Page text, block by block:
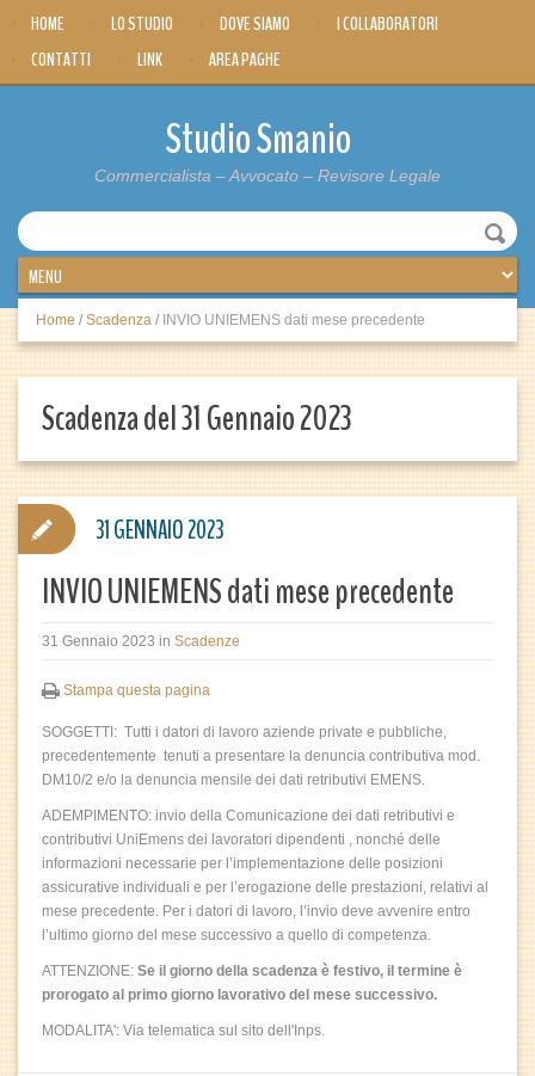
HOME LO STUDIO DOVE SIAMO
I COLLABORATORI
CONTATTI
LINK AREA PAGHE
Studio Smanio
Commercialista – Avvocato – Revisore Legale
Home / Scadenza / INVIO UNIEMENS dati mese precedente
Scadenza del 31 Gennaio 2023
INVIO UNIEMENS dati mese precedente
31 Gennaio 2023 in Scadenze
Stampa questa pagina
SOGGETTI: Tutti i datori di lavoro aziende private e pubbliche,
precedentemente tenuti a presentare la denuncia contributiva mod.
DM10/2 e/o la denuncia mensile dei dati retributivi EMENS.
ADEMPIMENTO: invio della Comunicazione dei dati retributivi e
contributivi UniEmens dei lavoratori dipendenti , nonché delle
informazioni necessarie per l’implementazione delle posizioni
assicurative individuali e per l’erogazione delle prestazioni, relativi al
mese precedente. Per i datori di lavoro, l’invio deve avvenire entro
l’ultimo giorno del mese successivo a quello di competenza.
ATTENZIONE: Se il giorno della scadenza è festivo, il termine è
prorogato al primo giorno lavorativo del mese successivo.
MODALITA': Via telematica sul sito dell'Inps.
31 GENNAIO 2023